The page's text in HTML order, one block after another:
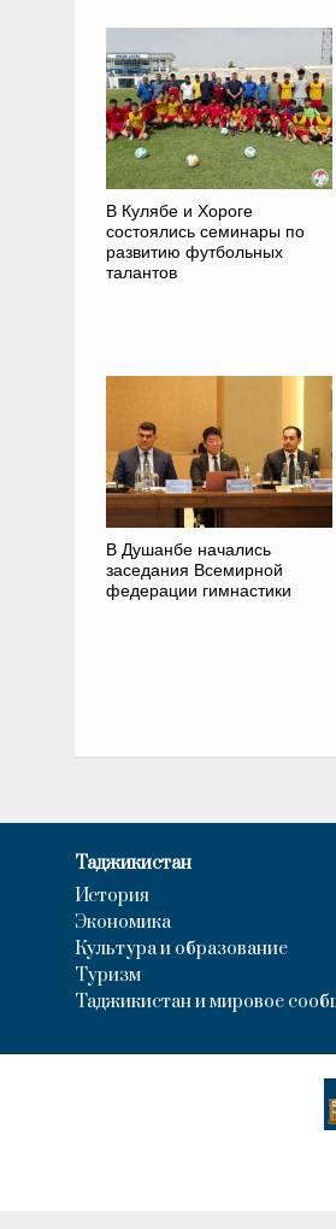
В Кулябе и Хороге
состоялись семинары по
развитию футбольных
талантов
В Душанбе начались
заседания Всемирной
федерации гимнастики
Таджикистан
История
Экономика
Культура и образование
Туризм
Таджикистан и мировое